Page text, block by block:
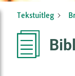
Tekstuitleg